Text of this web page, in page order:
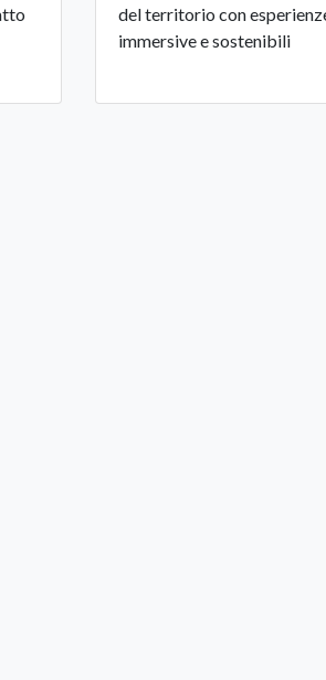
del territorio con
immersive e sostenibili